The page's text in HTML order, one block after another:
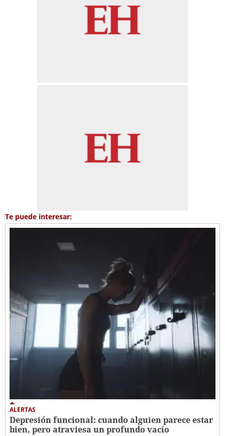
Te puede interesar:
ALERTAS
Depresión funcional: cuando alguien parece estar
bien, pero atraviesa un profundo vacío